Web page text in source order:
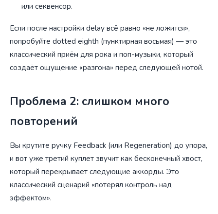
или секвенсор.
Если после настройки delay всё равно «не ложится»,
попробуйте dotted eighth (пунктирная восьмая) — это
классический приём для рока и поп-музыки, который
создаёт ощущение «разгона» перед следующей нотой.
Проблема 2: слишком много
повторений
Вы крутите ручку Feedback (или Regeneration) до упора,
и вот уже третий куплет звучит как бесконечный хвост,
который перекрывает следующие аккорды. Это
классический сценарий «потерял контроль над
эффектом».